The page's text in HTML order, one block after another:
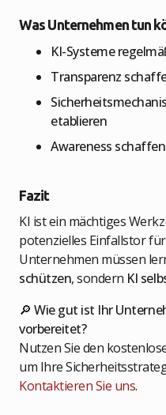
Was Unternehmen tun
KI-Systeme
Transparenz
etablieren
Awareness
Fazit
KI ist ein mächtiges
potenzielles Einfallstor
Unternehmen müssen
schützen, sondern KI
🔎 Wie gut ist Ihr
vorbereitet?
Nutzen Sie den
um Ihre
Kontaktieren Sie uns.